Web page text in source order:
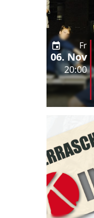
Fr
06. Nov
20:00